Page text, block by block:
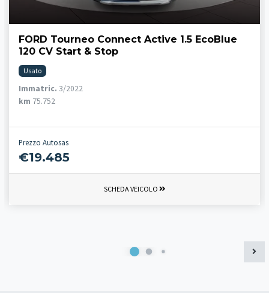
FORD Tourneo Connect Active 1.5 EcoBlue
120 CV Start & Stop
Usato
Immatric. 3/2022
km 75.752
Prezzo Autosas
€19.485
SCHEDA VEICOLO